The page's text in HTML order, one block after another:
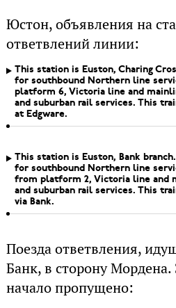
Юстон, объявления на
ответвлений линии:
This station is Euston, Charing
for southbound Northern line
platform 6, Victoria line and
and suburban rail services. This
at Edgware.
This station is Euston, Bank
for southbound Northern line
from platform 2, Victoria line and
and suburban rail services. This
via Bank.
Поезда ответвления,
Банк, в сторону Мордена.
начало пропущено: